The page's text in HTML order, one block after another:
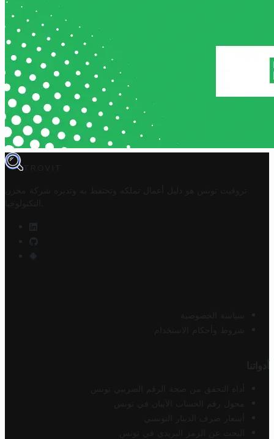
TROVIT
تروفيت تونس هو دليل أعمال تملكه وتحتفظ به وتديره
شركة مخزن
التكنولوجيا
سياسة الخصوصية
شروط وأحكام الاستخدام
أدواتنا
أداة التحقق من صحة الرقم الضريبي تونس
محول رقم الحساب الآيبان في تونس
أسعار صرف الدينار التونسي
البحث عن الرمز البريدي في تونس